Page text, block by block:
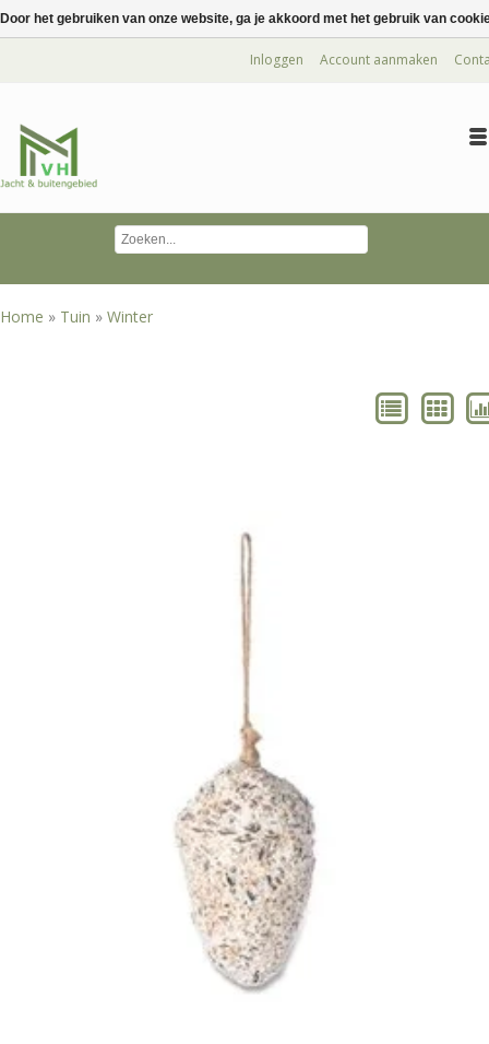
Inloggen Account aanmaken
Home » Tuin » Winter
Door het gebruiken van onze website, ga je akkoord met het gebruik van